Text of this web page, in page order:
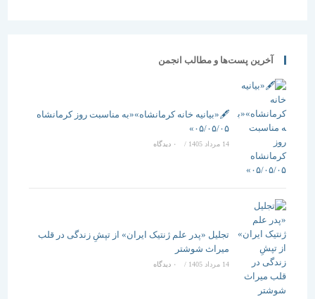
آخرین پست‌ها و مطالب انجمن
🖋️«بیانیه خانه کرمانشاه»«به مناسبت روز کرمانشاه
۰۵/۰۵/۰۵»
/ ۰ دیدگاه
تجلیل «پدر علم ژنتیک ایران» از تپشِ زندگی در قلب
میراث شوشتر
14 مرداد 1405 / ۰ دیدگاه